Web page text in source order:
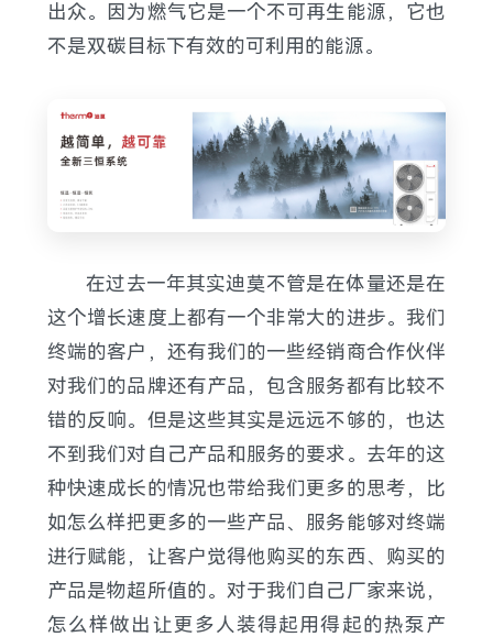
出众。因为燃气它是一个不可再生能源，它也
不是双碳目标下有效的可利用的能源。
在过去一年其实迪莫不管是在体量还是在
这个增长速度上都有一个非常大的进步。我们
终端的客户，还有我们的一些经销商合作伙伴
对我们的品牌还有产品，包含服务都有比较不
错的反响。但是这些其实是远远不够的，也达
不到我们对自己产品和服务的要求。去年的这
种快速成长的情况也带给我们更多的思考，比
如怎么样把更多的一些产品、服务能够对终端
进行赋能，让客户觉得他购买的东西、购买的
产品是物超所值的。对于我们自己厂家来说，
怎么样做出让更多人装得起用得起的热泵产